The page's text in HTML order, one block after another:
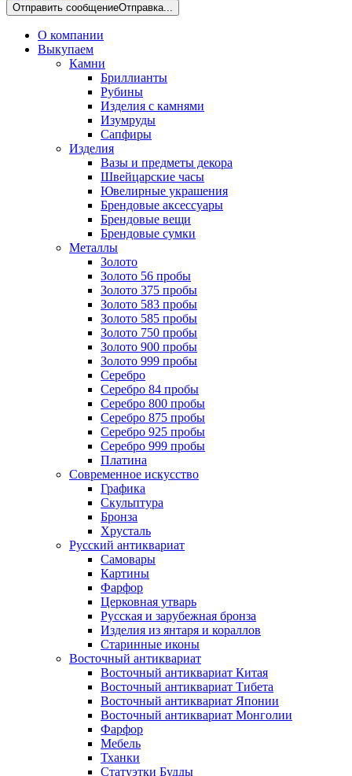
Отправить сообщениеОтправка...
О компании
Выкупаем
Камни
Бриллианты
Рубины
Изделия с камнями
Изумруды
Сапфиры
Изделия
Вазы и предметы декора
Швейцарские часы
Ювелирные украшения
Брендовые аксессуары
Брендовые вещи
Брендовые сумки
Металлы
Золото
Золото 56 пробы
Золото 375 пробы
Золото 583 пробы
Золото 585 пробы
Золото 750 пробы
Золото 900 пробы
Золото 999 пробы
Серебро
Серебро 84 пробы
Серебро 800 пробы
Серебро 875 пробы
Серебро 925 пробы
Серебро 999 пробы
Платина
Современное искусство
Графика
Скульптура
Бронза
Хрусталь
Русский антиквариат
Самовары
Картины
Фарфор
Церковная утварь
Русская и зарубежная бронза
Изделия из янтаря и кораллов
Старинные иконы
Восточный антиквариат
Восточный антиквариат Китая
Восточный антиквариат Тибета
Восточный антиквариат Японии
Восточный антиквариат Монголии
Фарфор
Мебель
Тханки
Статуэтки Будды